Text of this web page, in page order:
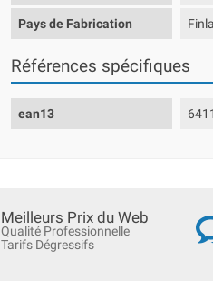
Pays de Fabrication
Références spécifiques
ean13
Meilleurs Prix du Web
Qualité Professionnelle
Tarifs Dégressifs